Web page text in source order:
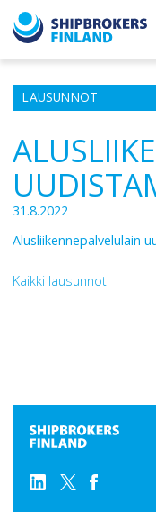
LAUSUNNOT
31.8.2022
Alusliikennepalvelulain
Kaikki lausunnot